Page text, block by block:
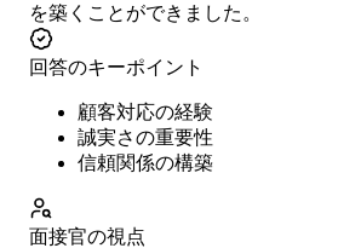
を築くことができました。
回答のキーポイント
顧客対応の経験
誠実さの重要性
信頼関係の構築
面接官の視点